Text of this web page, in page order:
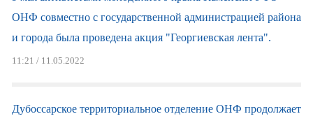
ОНФ совместно с государственной администрацией района
и города была проведена акция "Георгиевская лента".
11:21 / 11.05.2022
Дубоссарское территориальное отделение ОНФ продолжает